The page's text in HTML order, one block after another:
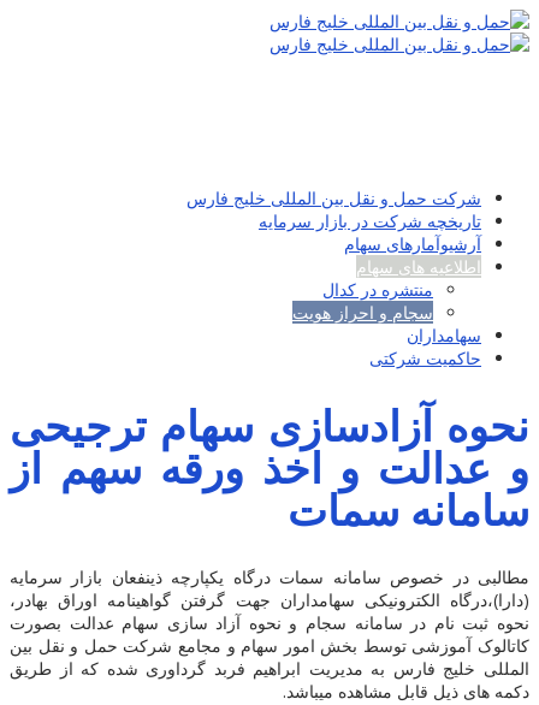
شرکت حمل و نقل بین المللی خلیج فارس
تاریخچه شرکت در بازار سرمایه
آرشیوآمارهای سهام
اطلاعیه های سهام
منتشره در کدال
سجام و احراز هویت
سهامداران
حاکمیت شرکتی
نحوه آزادسازی سهام ترجیحی
و عدالت و اخذ ورقه سهم از
سامانه سمات
مطالبی در خصوص سامانه سمات درگاه یکپارچه ذینفعان بازار سرمایه
(دارا)،درگاه الکترونیکی سهامداران جهت گرفتن گواهینامه اوراق بهادر،
نحوه ثبت نام در سامانه سجام و نحوه آزاد سازی سهام عدالت بصورت
کاتالوک آموزشی توسط بخش امور سهام و مجامع شرکت حمل و نقل بین
المللی خلیج فارس به مدیریت ابراهیم فربد گرداوری شده که از طریق
دکمه های ذیل قابل مشاهده میباشد.